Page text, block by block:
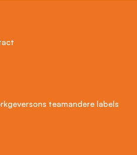
ons teamandere labels